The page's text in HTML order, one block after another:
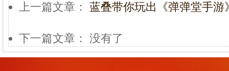
上一篇文章： 蓝叠带你玩出《弹弹堂手游
下一篇文章： 没有了